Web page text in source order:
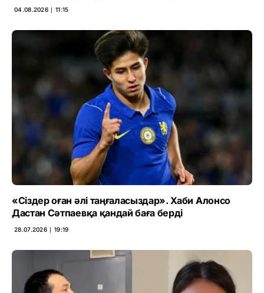
04.08.2026 ∣ 11:15
«Сіздер оған әлі таңғаласыздар». Хаби Алонсо
Дастан Сәтпаевқа қандай баға берді
28.07.2026 ∣ 19:19